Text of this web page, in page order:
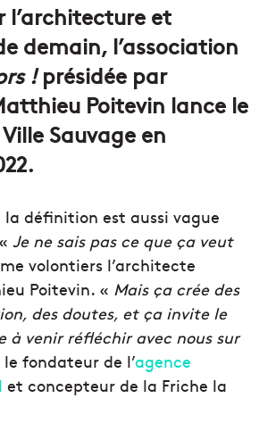
l’architecture et
demain, l’association
!présidée par
Poitevin lance le
Sauvage en
la définition est aussi vague
Je ne sais pas ce que ça veut
volontiers l’architecte
Poitevin. « Mais ça crée des
des doutes, et ça invite le
à venir réfléchir avec nous sur
fondateur de l’agence
et concepteur de la Friche la